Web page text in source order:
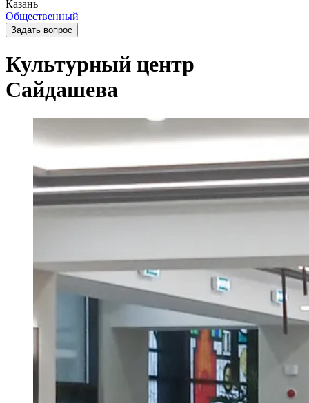
Казань
Общественный
Задать вопрос
Культурный центр
Сайдашева